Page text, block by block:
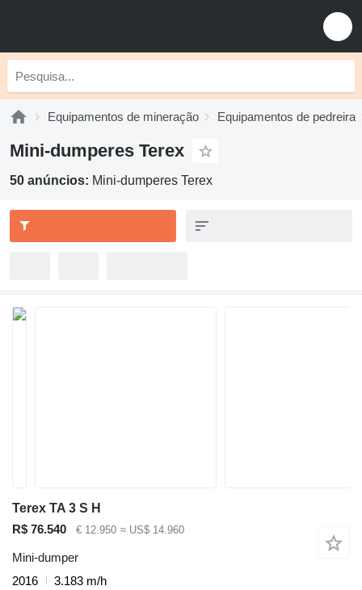
Equipamentos de mineração Equipamentos de pedreira
Mini-dumperes Terex
50 anúncios: Mini-dumperes Terex
Terex TA 3 S H
R$ 76.540
€ 12.950 ≈ US$ 14.960
Mini-dumper
2016
3.183 m/h